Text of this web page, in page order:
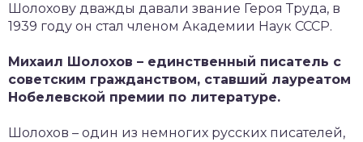
Шолохову дважды давали звание Героя Труда, в
1939 году он стал членом Академии Наук СССР.
Михаил Шолохов – единственный писатель с
советским гражданством, ставший лауреатом
Нобелевской премии по литературе.
Шолохов – один из немногих русских писателей,